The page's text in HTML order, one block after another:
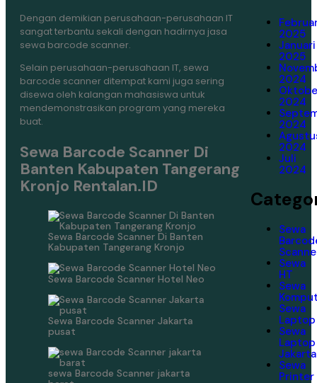
Dengan demikian perusahaan-perusahaan IT
sangat terbantu sekali dengan hadirnya jasa
sewa barcode scanner.
Selain perusahaan-perusahaan IT, sewa
barcode scanner ditempat kami juga sering
disewa oleh kalangan mahasiswa untuk
mendemonstrasikan program yang mereka
buat.
Sewa Barcode Scanner Di
Banten Kabupaten Tangerang
Kronjo Rentalan.ID
Sewa Barcode Scanner Di Banten
Kabupaten Tangerang Kronjo
Sewa Barcode Scanner Hotel Neo
Sewa Barcode Scanner Jakarta
pusat
sewa Barcode Scanner jakarta
2025
Januari
2025
2024
2024
2024
2024
Juli
2024
Sewa
Sewa
HT
Sewa
Sewa
Laptop
Sewa
Laptop
Jakarta
Sewa
Printer